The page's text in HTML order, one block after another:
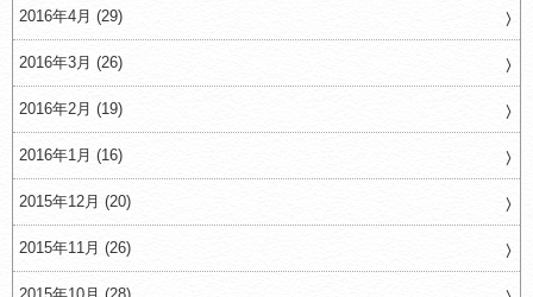
2016年4月 (29)
2016年3月 (26)
2016年2月 (19)
2016年1月 (16)
2015年12月 (20)
2015年11月 (26)